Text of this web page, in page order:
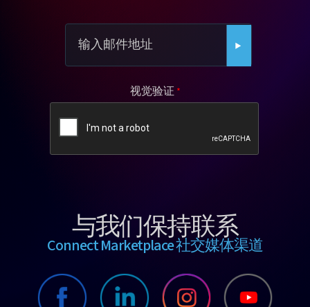
视觉验证
与我们保持联系
Connect Marketplace 社交媒体渠道